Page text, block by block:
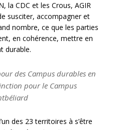
la CDC et les Crous, AGIR
susciter, accompagner et
nombre, ce que les parties
en cohérence, mettre en
durable.
des Campus durables en
pour le Campus
des 23 territoires à s’être